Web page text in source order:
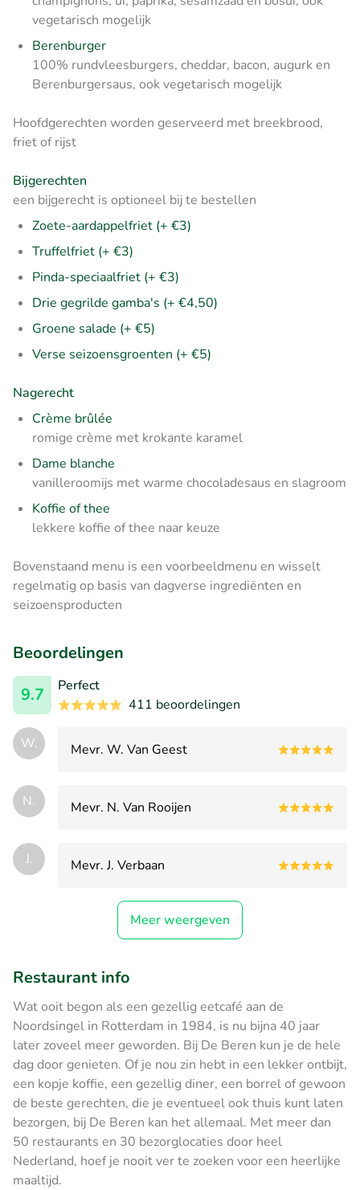
vegetarisch mogelijk
Berenburger
100% rundvleesburgers, cheddar, bacon, augurk en
Berenburgersaus, ook vegetarisch mogelijk
Hoofdgerechten worden geserveerd met breekbrood,
friet of rijst
Bijgerechten
een bijgerecht is optioneel bij te bestellen
Zoete-aardappelfriet (+ €3)
Truffelfriet (+ €3)
Pinda-speciaalfriet (+ €3)
Drie gegrilde gamba's (+ €4,50)
Groene salade (+ €5)
Verse seizoensgroenten (+ €5)
Nagerecht
Crème brûlée
romige crème met krokante karamel
Dame blanche
vanilleroomijs met warme chocoladesaus en slagroom
Koffie of thee
lekkere koffie of thee naar keuze
Bovenstaand menu is een voorbeeldmenu en wisselt
regelmatig op basis van dagverse ingrediënten en
seizoensproducten
Beoordelingen
9.7
Perfect
411 beoordelingen
W. Mevr. W. Van Geest
N. Mevr. N. Van Rooijen
J. Mevr. J. Verbaan
Meer weergeven
Restaurant info
Wat ooit begon als een gezellig eetcafé aan de
Noordsingel in Rotterdam in 1984, is nu bijna 40 jaar
later zoveel meer geworden. Bij De Beren kun je de hele
dag door genieten. Of je nou zin hebt in een lekker ontbijt,
een kopje koffie, een gezellig diner, een borrel of gewoon
de beste gerechten, die je eventueel ook thuis kunt laten
bezorgen, bij De Beren kan het allemaal. Met meer dan
50 restaurants en 30 bezorglocaties door heel
Nederland, hoef je nooit ver te zoeken voor een heerlijke
maaltijd.